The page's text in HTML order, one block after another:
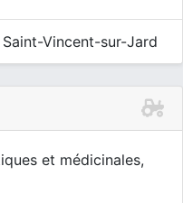
Vincent-sur-Jard
et médicinales,